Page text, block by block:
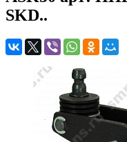
SKD..